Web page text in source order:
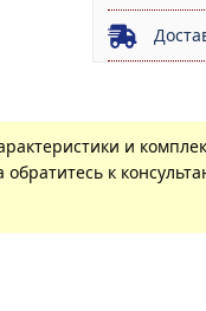
и
к